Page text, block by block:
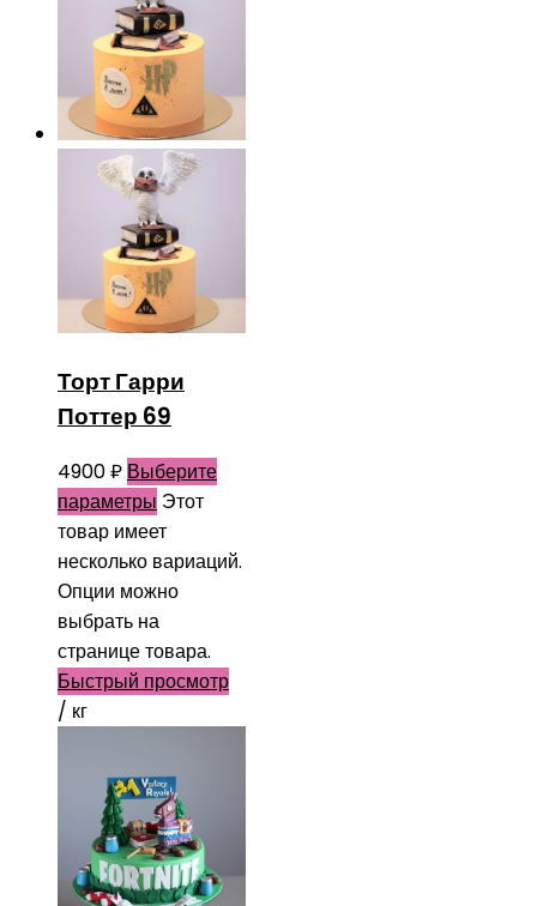
Торт Гарри
Поттер 69
4900₽ Выберите
параметры Этот
товар имеет
несколько вариаций.
Опции можно
выбрать на
странице товара.
Быстрый просмотр
/ кг